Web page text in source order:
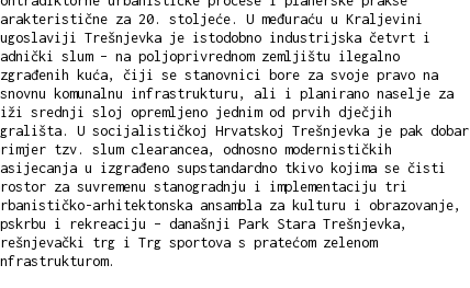
za 20. stoljeće. U međuraću u Kraljevini
Trešnjevka je istodobno industrijska četvrt i
slum – na poljoprivrednom zemljištu ilegalno
kuća, čiji se stanovnici bore za svoje pravo na
komunalnu infrastrukturu, ali i planirano naselje za
srednji sloj opremljeno jednim od prvih dječjih
U socijalističkoj Hrvatskoj Trešnjevka je pak dobar
tzv. slum clearancea, odnosno modernističkih
u izgrađeno supstandardno tkivo kojima se čisti
za suvremenu stanogradnju i implementaciju tri
arhitektonska ansambla za kulturu i obrazovanje,
i rekreaciju – današnji Park Stara Trešnjevka,
trg i Trg sportova s pratećom zelenom